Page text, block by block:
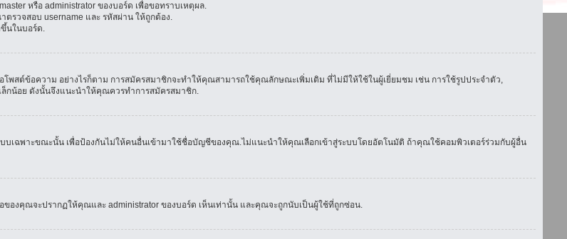
หรือ administrator ของบอร์ด เพื่อขอทราบเหตุผล.
รวจสอบ username และ รหัสผ่าน ให้ถูกต้อง.
นในบอร์ด.
สต์ข้อความ อย่างไรก็ตาม การสมัครสมาชิกจะทำให้คุณสามารถใช้คุณลักษณะเพิ่มเติม ที่ไม่มีให้ใช้ในผู้เยี่ยมชม เช่น การใช้รูปประจำตัว,
ล็กน้อย ดังนั้นจึงแนะนำให้คุณควรทำการสมัครสมาชิก.
เฉพาะขณะนั้น เพื่อป้องกันไม่ให้คนอื่นเข้ามาใช้ชื่อบัญชีของคุณ.ไม่แนะนำให้คุณเลือกเข้าสู่ระบบโดยอัตโนมัติ ถ้าคุณใช้คอมพิวเตอร์ร่วมกับผู้อื่น
งคุณจะปรากฏให้คุณและ administrator ของบอร์ด เห็นเท่านั้น และคุณจะถูกนับเป็นผู้ใช้ที่ถูกซ่อน.